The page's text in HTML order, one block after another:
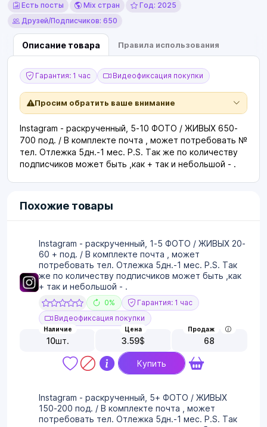
Есть посты
Mix стран
Год: 2025
Друзей/Подписчиков: 650
Описание товара Правила использования
Гарантия: 1 час Видеофиксация покупки
Просим обратить ваше внимание
Instagram - раскрученный, 5-10 ФОТО / ЖИВЫХ 650-
700 под. / В комплекте почта , может потребовать №
тел. Отлежка 5дн.-1 мес. P.S. Так же по количеству
подписчиков может быть ,как + так и небольшой - .
Похожие товары
Instagram - раскрученный, 1-5 ФОТО / ЖИВЫХ 20-
60 + под. / В комплекте почта , может
потребовать тел. Отлежка 5дн.-1 мес. P.S. Так
же по количеству подписчиков может быть ,как
+ так и небольшой - .
0%
Гарантия: 1 час
Видеофиксация покупки
Наличие
10шт.
Цена
3.59$
Продаж
68
Купить
Instagram - раскрученный, 5+ ФОТО / ЖИВЫХ
150-200 под. / В комплекте почта , может
потребовать тел. Отлежка 5дн.-1 мес. P.S. Так